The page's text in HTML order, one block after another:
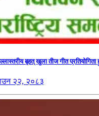
बृहत् खुला तीज गीत प्रतियोगिता
२२, २०८३